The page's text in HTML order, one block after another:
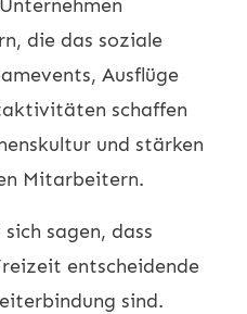
die das soziale
Ausflüge
schaffen
und stärken
Mitarbeitern.
sagen, dass
entscheidende
sind.